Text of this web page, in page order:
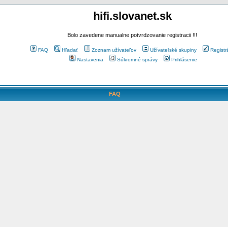
hifi.slovanet.sk
Bolo zavedene manualne potvrdzovanie registracii !!!
FAQ Hľadať Zoznam užívateľov Užívateľské skupiny
Nastavenia
Súkromné správy Prihlásenie
FAQ